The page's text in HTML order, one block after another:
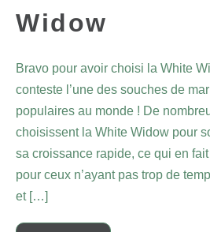
Widow
Bravo pour avoir choisi la White
conteste l’une des souches de
populaires au monde ! De
choisissent la White Widow pour
sa croissance rapide, ce qui en
pour ceux n’ayant pas trop de
et […]